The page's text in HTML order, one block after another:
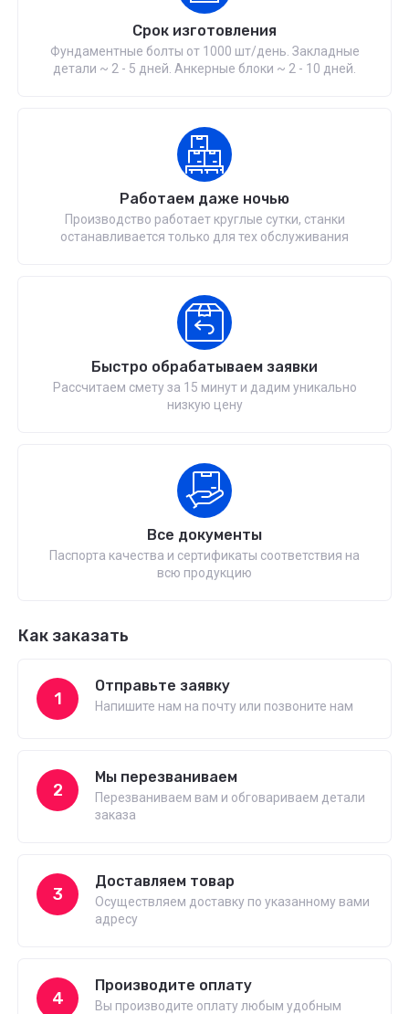
Срок изготовления
Фундаментные болты от 1000 шт/день. Закладные
детали ~ 2 - 5 дней. Анкерные блоки ~ 2 - 10 дней.
Работаем даже ночью
Производство работает круглые сутки, станки
останавливается только для тех обслуживания
Быстро обрабатываем заявки
Рассчитаем смету за 15 минут и дадим уникально
низкую цену
Все документы
Паспорта качества и сертификаты соответствия на
всю продукцию
Как заказать
1
Отправьте заявку
Напишите нам на почту или позвоните нам
2
Мы перезваниваем
Перезваниваем вам и обговариваем детали
заказа
3
Доставляем товар
Осуществляем доставку по указанному вами
адресу
4
Производите оплату
Вы производите оплату любым удобным